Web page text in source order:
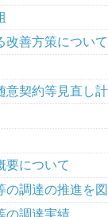
改善方策について
契約等見直し
要について
の調達の推進を
の調達実績